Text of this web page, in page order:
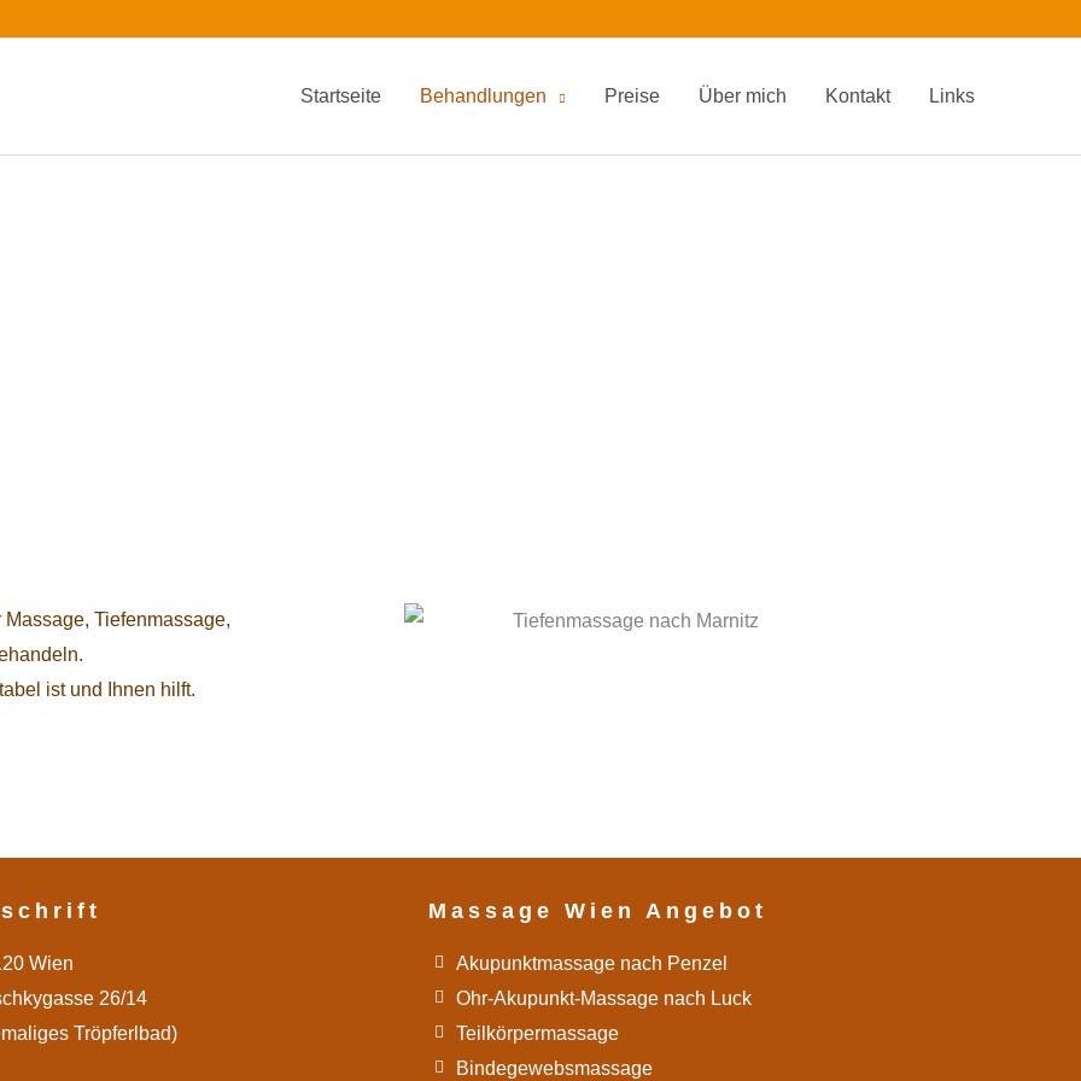
Startseite Behandlungen Preise Über mich Kontakt Links
Tiefenmassage,
ist und Ihnen hilft.
Wien
26/14
Tröpferlbad)
Massage Wien Angebot
Akupunktmassage nach Penzel
Ohr-Akupunkt-Massage nach Luck
Teilkörpermassage
Bindegewebsmassage